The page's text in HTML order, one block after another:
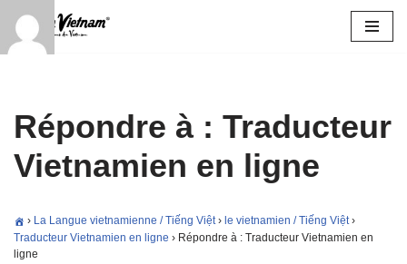
Aller
Répondre à : Traducteur
Vietnamien en ligne
› La Langue vietnamienne / Tiếng Việt › le vietnamien / Tiếng Việt ›
Traducteur Vietnamien en ligne › Répondre à : Traducteur Vietnamien en
ligne